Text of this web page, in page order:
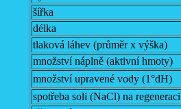
šířka
délka
tlaková láhev (průměr x výška)
množství náplně (aktivní hmoty)
množství upravené vody (1°dH)
spotřeba soli (NaCl) na regeneraci